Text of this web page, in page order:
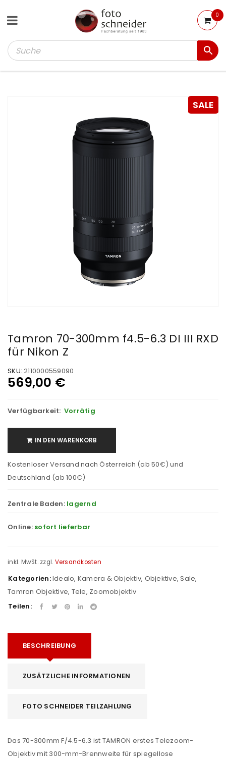
0
SALE
Tamron 70-300mm f4.5-6.3 DI III RXD
für Nikon Z
SKU: 2110000559090
569,00 €
Verfügbarkeit: Vorrätig
IN DEN WARENKORB
Kostenloser Versand nach Österreich (ab 50€) und
Deutschland (ab 100€)
Zentrale Baden: lagernd
Online: sofort lieferbar
inkl. MwSt. zzgl. Versandkosten
Kategorien:Idealo, Kamera & Objektiv, Objektive,Sale,
Tamron Objektive, Tele, Zoomobjektiv
Teilen:
BESCHREIBUNG
ZUSÄTZLICHE INFORMATIONEN
FOTO SCHNEIDER TEILZAHLUNG
Das 70-300mm F/4.5-6.3 ist TAMRON erstes Telezoom-
Objektiv mit 300-mm-Brennweite für spiegellose